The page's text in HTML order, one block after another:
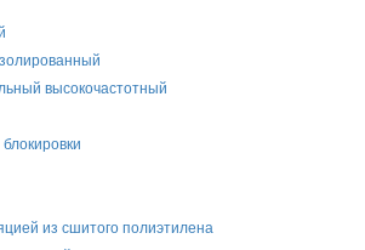
высокочастотный
из сшитого полиэтилена